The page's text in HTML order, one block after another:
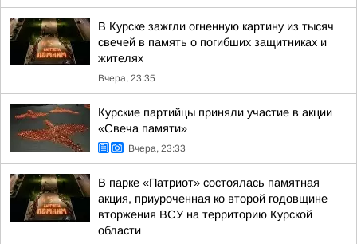
В Курске зажгли огненную картину из тысяч
свечей в память о погибших защитниках и
жителях
Вчера, 23:35
Курские партийцы приняли участие в акции
«Свеча памяти»
Вчера, 23:33
В парке «Патриот» состоялась памятная
акция, приуроченная ко второй годовщине
вторжения ВСУ на территорию Курской
области